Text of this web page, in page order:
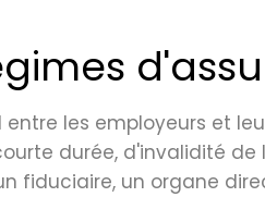
les employeurs et
durée, d'invalidité
fiduciaire, un organe